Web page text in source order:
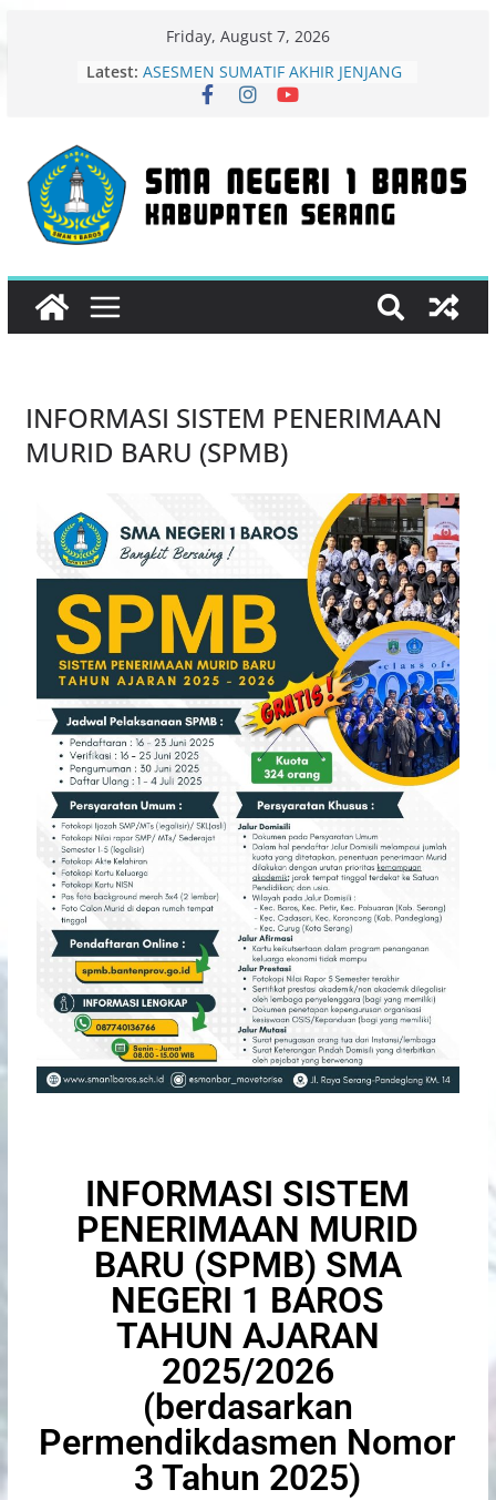
Friday, August 7, 2026
Latest: ASESMEN SUMATIF AKHIR JENJANG
1 Baros Angkat Tema Konservasi
Energi untuk Keberlanjutan
Surat Pemberitahuan Lolos Semi-
Diterbitkan
MADINGFEST – LIBRARY CREATIVE
PROVINSI BANTEN
INFORMASI SISTEM PENERIMAAN
MURID BARU (SPMB)
INFORMASI SISTEM
PENERIMAAN MURID
BARU (SPMB) SMA
NEGERI 1 BAROS
TAHUN AJARAN
2025/2026
(berdasarkan
Permendikdasmen Nomor
3 Tahun 2025)